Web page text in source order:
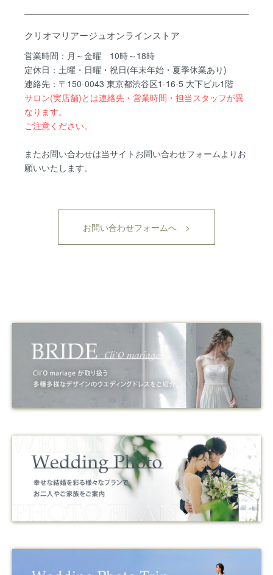
クリオマリアージュオンラインストア
営業時間：月～金曜 10時～18時
定休日：土曜・日曜・祝日(年末年始・夏季休業あり)
連絡先：〒150-0043 東京都渋谷区1-16-5 大下ビル1階
サロン(実店舗)とは連絡先・営業時間・担当スタッフが異
なります。
ご注意ください。
またお問い合わせは当サイトお問い合わせフォームよりお
願いいたします。
お問い合わせフォームへ >